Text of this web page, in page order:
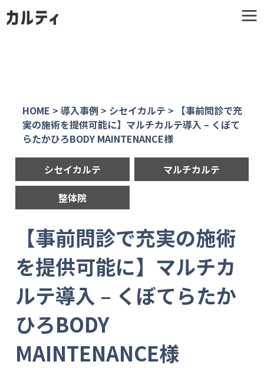
HOME > 導入事例 > シセイカルテ >
【事前問診で充
実の施術を提供可能に】マルチカルテ導入 – くぼて
らたかひろBODY MAINTENANCE様
シセイカルテ
マルチカルテ
整体院
【事前問診で充実の施術
を提供可能に】マルチカ
ルテ導入 – くぼてらたか
ひろBODY
MAINTENANCE様